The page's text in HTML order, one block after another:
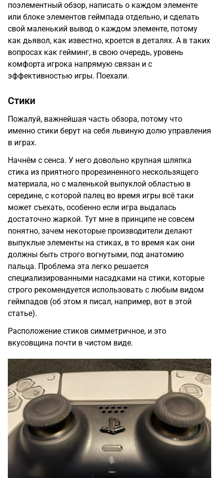
поэлементный обзор, написать о каждом элементе
или блоке элементов геймпада отдельно, и сделать
свой маленький вывод о каждом элементе, потому
как дьявол, как известно, кроется в деталях. А в таких
вопросах как гейминг, в свою очередь, уровень
комфорта игрока напрямую связан и с
эффективностью игры. Поехали.
Стики
Пожалуй, важнейшая часть обзора, потому что
именно стики берут на себя львиную долю управления
в играх.
Начнём с сенса. У него довольно крупная шляпка
стика из приятного прорезиненного нескользящего
материала, но с маленькой выпуклой областью в
середине, с которой палец во время игры всё таки
может съехать, особенно если игра выдалась
достаточно жаркой. Тут мне в принципе не совсем
понятно, зачем некоторые производители делают
выпуклые элементы на стиках, в то время как они
должны быть строго вогнутыми, под анатомию
пальца. Проблема эта легко решается
специализированными насадками на стики, которые
строго рекомендуется использовать с любым видом
геймпадов (об этом я писал, например, вот в этой
статье).
Расположение стиков симметричное, и это
вкусовщина почти в чистом виде.